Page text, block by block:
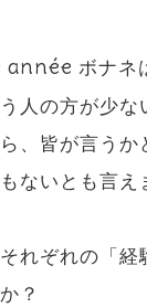
année ボナネ
人の方が少な
、皆が言うか
ないとも言え
れぞれの「経
か？